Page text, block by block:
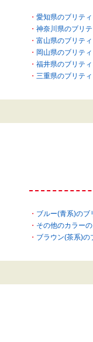
愛知県のブリテ
神奈川県のブリ
富山県のブリテ
岡山県のブリテ
福井県のブリテ
三重県のブリテ
ブルー(青系)のブ
その他のカラー
ブラウン(茶系)の